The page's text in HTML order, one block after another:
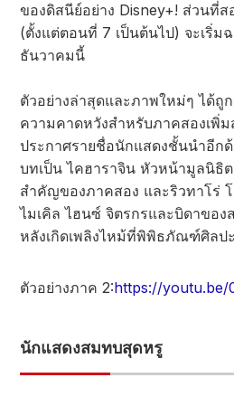
ของดิสนีย์อย่าง Disney+! ส่วนที่ส
(ตั้งแต่ตอนที่ 7 เป็นต้นไป) จะเริ่ม
ธันวาคมนี้
ตัวอย่างล่าสุดและภาพใหม่ๆ ได้ถู
ความคาดหวังสำหรับภาคสองเพิ่
ประกาศรายชื่อนักแสดงชั้นนำอีกด้
บทเป็น ไคฮาราจิน หัวหน้ามูลนิธิ
สำคัญของภาคสอง และริวทาโร่
ไมเคิล ไฮนซ์ จิตรกรและบิดาขอ
หลังเกิดเพลิงไหม้ที่พิพิธภัณฑ์ศิลป
ตัวอย่างภาค 2:https://youtu.be/
นักแสดงสมทบสุดหรู